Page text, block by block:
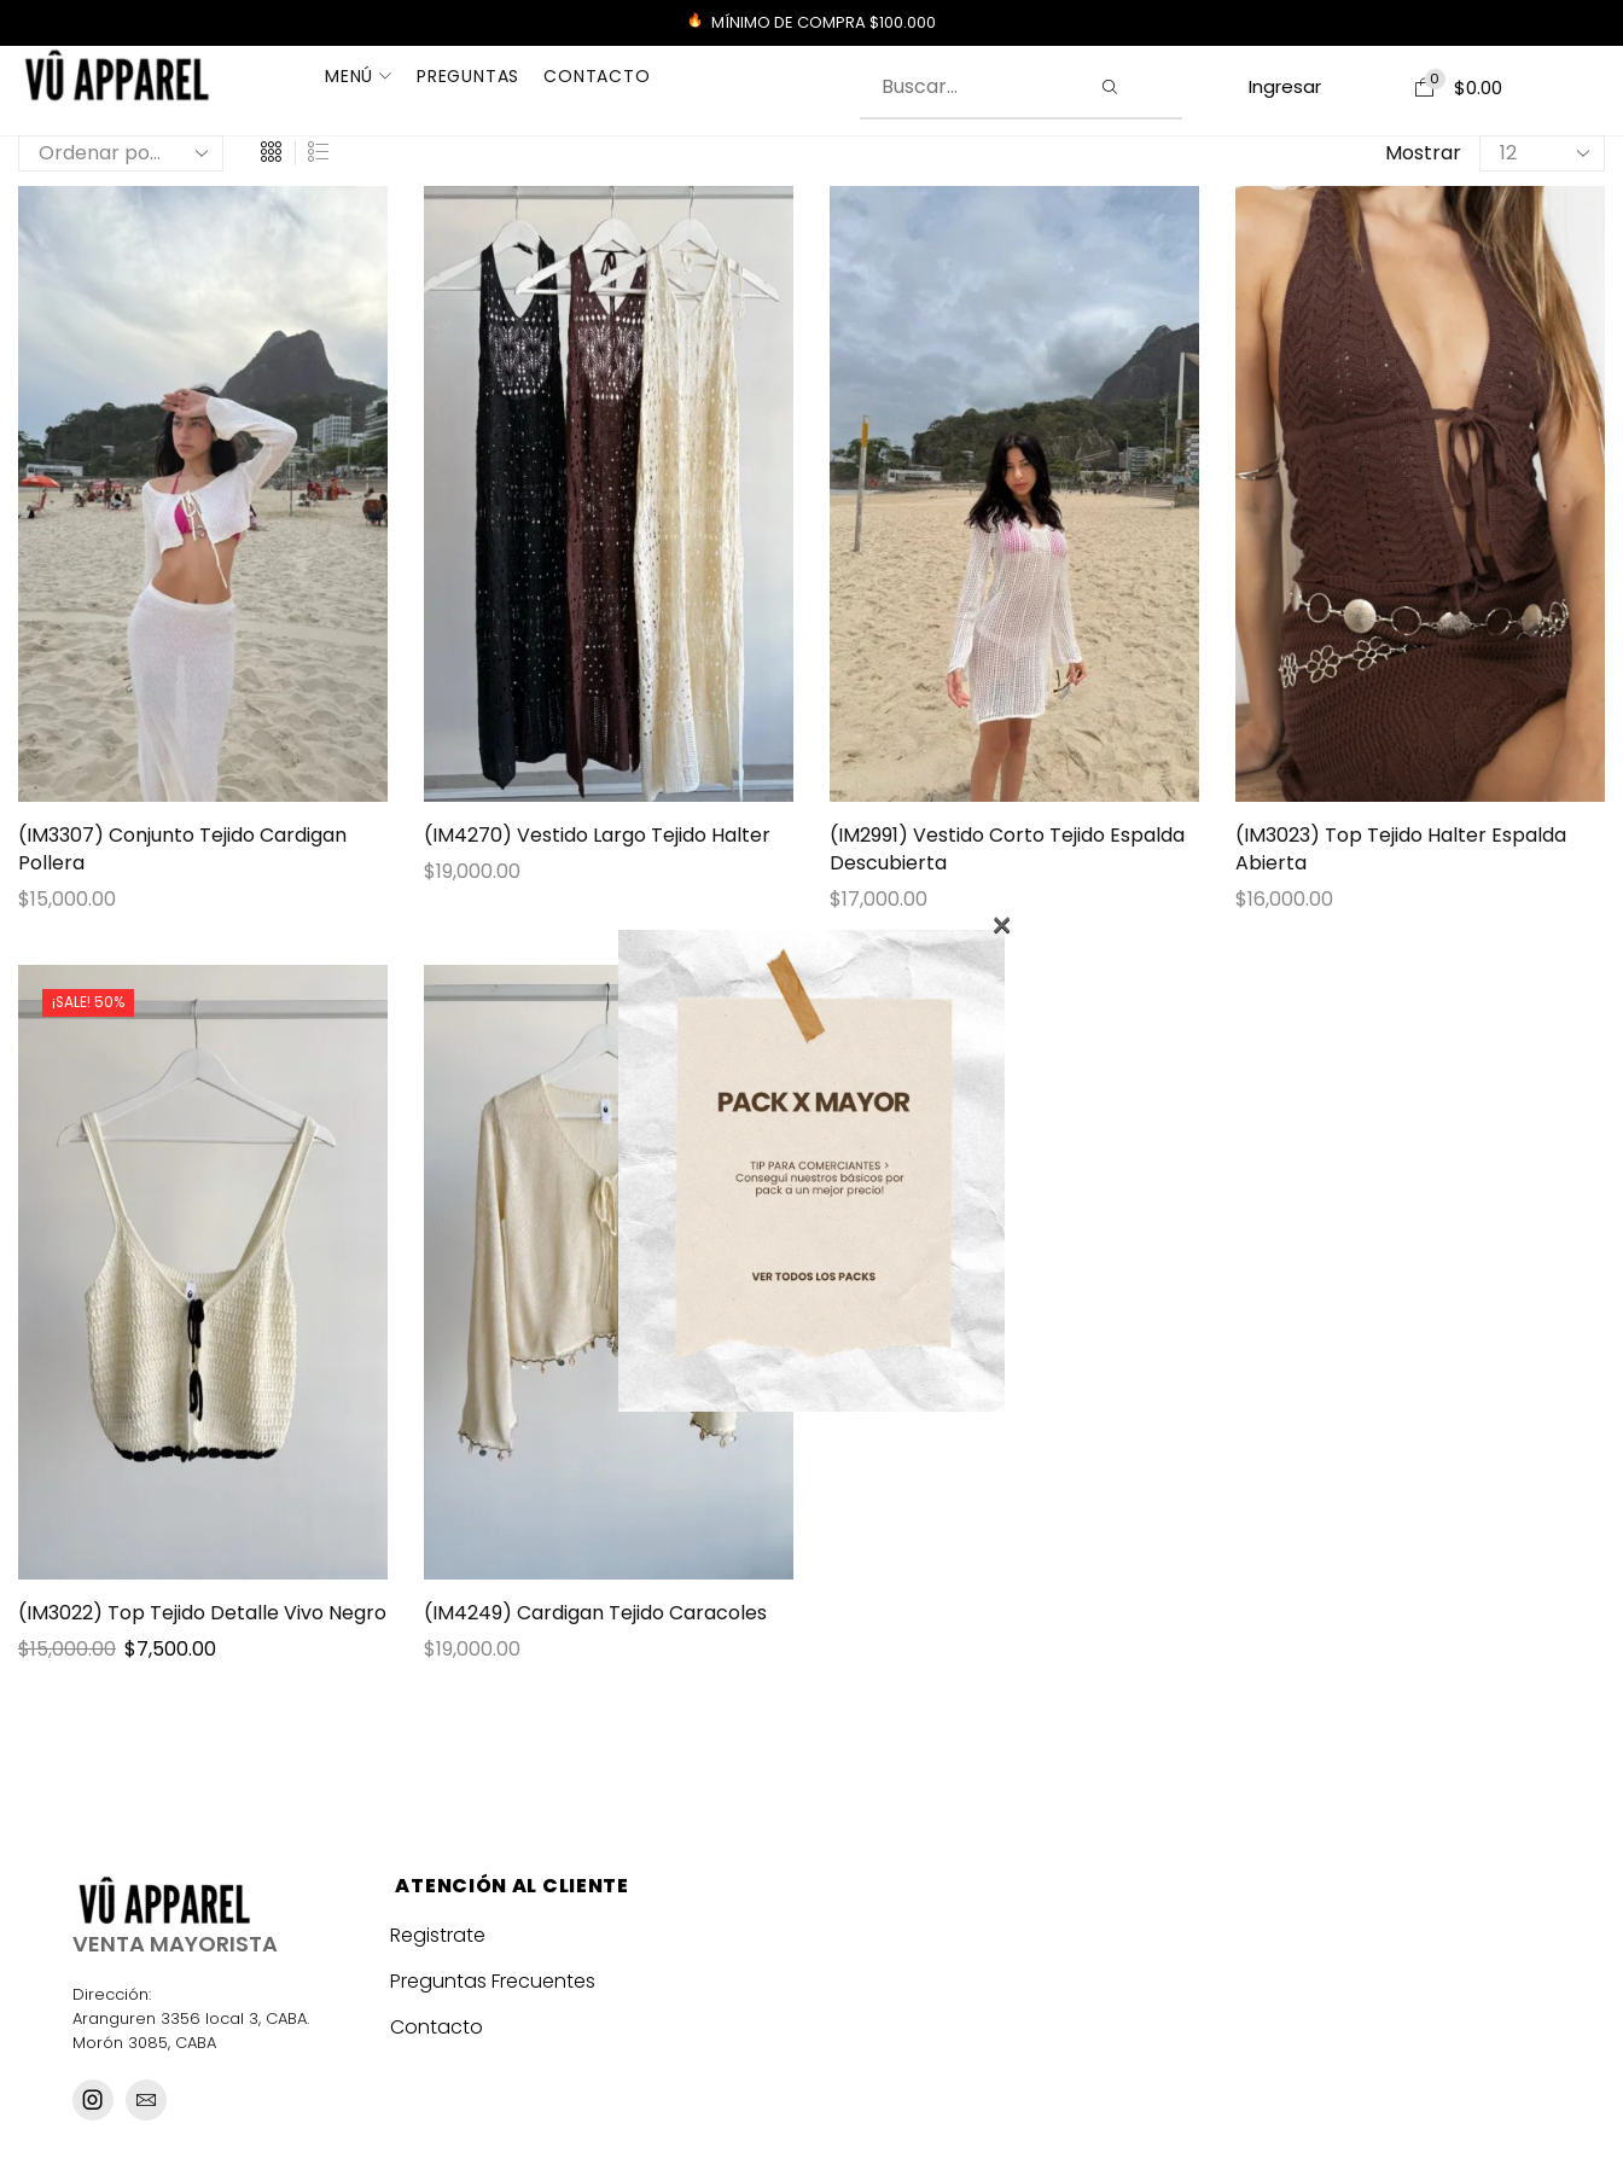
MÍNIMO DE COMPRA $100.000
MENÚ PREGUNTAS CONTACTO Ingresar 0 $0.00
Mostrar
(IM3307) Conjunto Tejido Cardigan
Pollera
$15,000.00
(IM4270) Vestido Largo Tejido Halter
$19,000.00
(IM2991) Vestido Corto Tejido Espalda
Descubierta
$17,000.00
(IM3023) Top Tejido Halter Espalda
Abierta
$16,000.00
¡SALE! 50%
(IM3022) Top Tejido Detalle Vivo Negro
$15,000.00 $7,500.00
(IM4249) Cardigan Tejido Caracoles
$19,000.00
VENTA MAYORISTA
Dirección:
Aranguren 3356 local 3, CABA.
Morón 3085, CABA
ATENCIÓN AL CLIENTE
Registrate
Preguntas Frecuentes
Contacto
×